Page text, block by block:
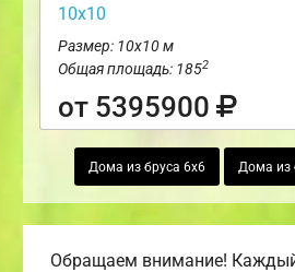
10х10
Размер: 10х10 м
Общая площадь: 1852
от 5395900
Дома из бруса 6х6 Дома из
Обращаем внимание!